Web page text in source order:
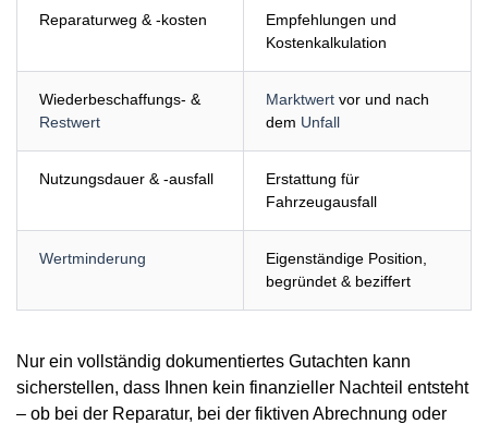
Reparaturweg & -kosten
Empfehlungen und
Kostenkalkulation
Wiederbeschaffungs- &
Restwert
Marktwert vor und nach
dem Unfall
Nutzungsdauer & -ausfall
Erstattung für
Fahrzeugausfall
Wertminderung
Eigenständige Position,
begründet & beziffert
Nur ein vollständig dokumentiertes Gutachten kann
sicherstellen, dass Ihnen kein finanzieller Nachteil entsteht
– ob bei der Reparatur, bei der fiktiven Abrechnung oder